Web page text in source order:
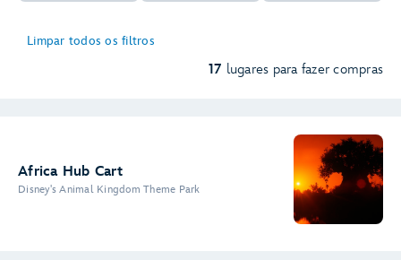
Limpar todos os filtros
17 lugares para fazer compras
Africa Hub Cart
Disney's Animal Kingdom Theme Park